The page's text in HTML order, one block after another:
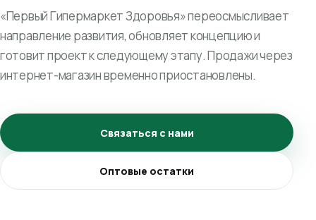
«Первый Гипермаркет Здоровья» переосмысливает
направление развития, обновляет концепцию и
готовит проект к следующему этапу. Продажи через
интернет-магазин временно приостановлены.
Связаться с нами
Оптовые остатки